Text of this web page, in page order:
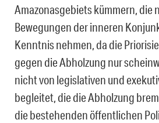
Amazonasgebiets kümmern, die
Bewegungen der inneren
Kenntnis nehmen, da die
gegen die Abholzung nur
nicht von legislativen und
begleitet, die die Abholzung
die bestehenden öffentlichen